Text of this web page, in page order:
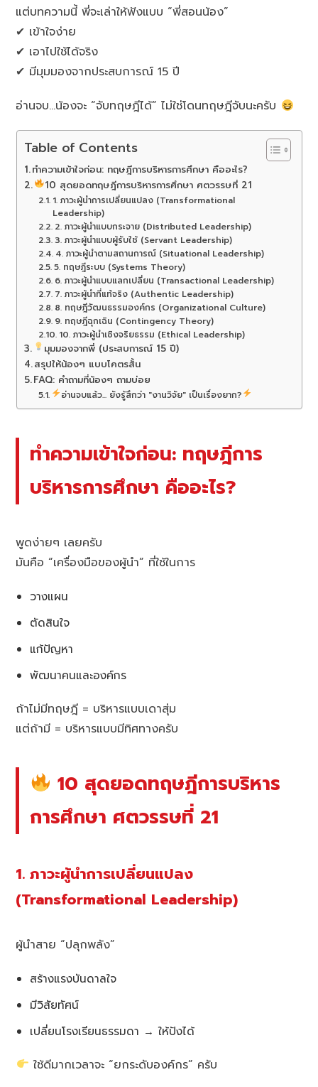
แต่บทความนี้ พี่จะเล่าให้ฟังแบบ “พี่สอนน้อง”
✔ เข้าใจง่าย
✔ เอาไปใช้ได้จริง
✔ มีมุมมองจากประสบการณ์ 15 ปี
อ่านจบ…น้องจะ “จับทฤษฎีได้” ไม่ใช่โดนทฤษฎีจับนะครับ
Table of Contents
ทำความเข้าใจก่อน: ทฤษฎีการบริหารการศึกษา คืออะไร?
10 สุดยอดทฤษฎีการบริหารการศึกษา ศตวรรษที่ 21
1. ภาวะผู้นำการเปลี่ยนแปลง (Transformational
Leadership)
2. ภาวะผู้นำแบบกระจาย (Distributed Leadership)
3. ภาวะผู้นำแบบผู้รับใช้ (Servant Leadership)
4. ภาวะผู้นำตามสถานการณ์ (Situational Leadership)
5. ทฤษฎีระบบ (Systems Theory)
6. ภาวะผู้นำแบบแลกเปลี่ยน (Transactional Leadership)
7. ภาวะผู้นำที่แท้จริง (Authentic Leadership)
8. ทฤษฎีวัฒนธรรมองค์กร (Organizational Culture)
9. ทฤษฎีฉุกเฉิน (Contingency Theory)
10. ภาวะผู้นำเชิงจริยธรรม (Ethical Leadership)
มุมมองจากพี่ (ประสบการณ์ 15 ปี)
สรุปให้น้องๆ แบบโคตรสั้น
FAQ: คำถามที่น้องๆ ถามบ่อย
อ่านจบแล้ว... ยังรู้สึกว่า "งานวิจัย" เป็นเรื่องยาก?
ทำความเข้าใจก่อน: ทฤษฎีการ
บริหารการศึกษา คืออะไร?
พูดง่ายๆ เลยครับ
มันคือ “เครื่องมือของผู้นำ” ที่ใช้ในการ
วางแผน
ตัดสินใจ
แก้ปัญหา
พัฒนาคนและองค์กร
ถ้าไม่มีทฤษฎี = บริหารแบบเดาสุ่ม
แต่ถ้ามี = บริหารแบบมีทิศทางครับ
10 สุดยอดทฤษฎีการบริหาร
การศึกษา ศตวรรษที่ 21
1. ภาวะผู้นำการเปลี่ยนแปลง
(Transformational Leadership)
ผู้นำสาย “ปลุกพลัง”
สร้างแรงบันดาลใจ
มีวิสัยทัศน์
เปลี่ยนโรงเรียนธรรมดา → ให้ปังได้
ใช้ดีมากเวลาจะ “ยกระดับองค์กร” ครับ